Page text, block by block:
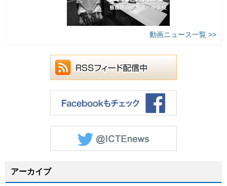
動画ニュース一覧 >>
アーカイブ